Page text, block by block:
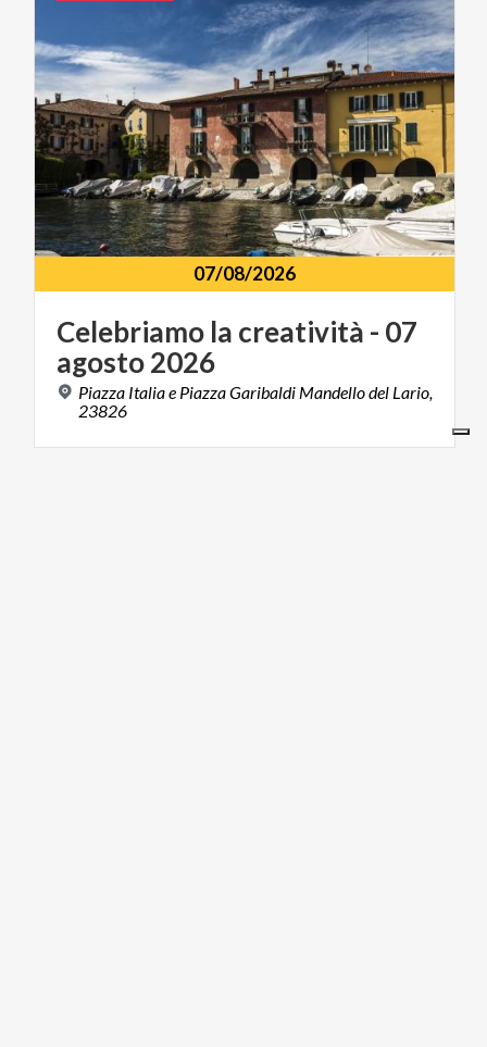
07/08/2026
Celebriamo la creatività - 07
agosto2026
Piazza Italia e Piazza Garibaldi Mandello del Lario,
23826